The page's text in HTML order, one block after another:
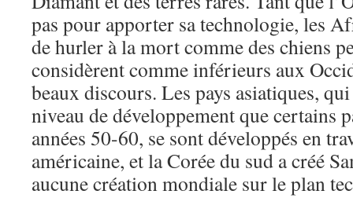
pas pour apporter sa technologie, les
de hurler à la mort comme des chiens
considèrent comme inférieurs aux
beaux discours. Les pays asiatiques,
niveau de développement que certains
années 50-60, se sont développés en
américaine, et la Corée du sud a créé
aucune création mondiale sur le plan